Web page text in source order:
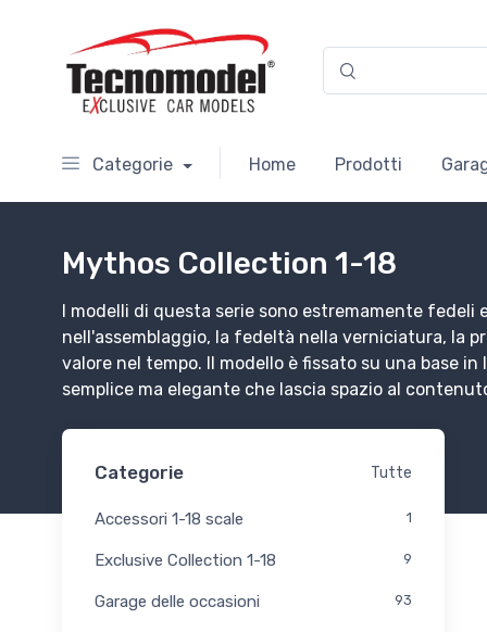
Categorie Home Prodotti
Mythos Collection 1-18
I modelli di questa serie sono estremamente
nell'assemblaggio, la fedeltà nella verniciatura, la
valore nel tempo. Il modello è fissato su una base
semplice ma elegante che lascia spazio al
Categorie Tutte
Accessori 1-18 scale 1
Exclusive Collection 1-18 9
Garage delle occasioni 93